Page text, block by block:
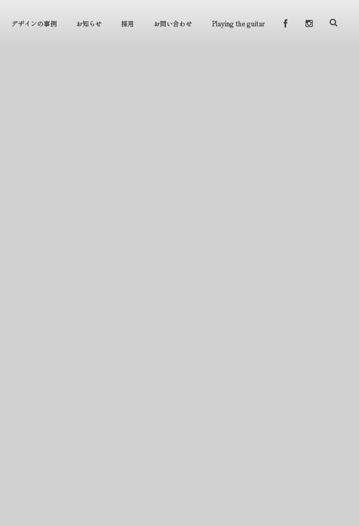
デザインの事例 お知らせ 採用 お問い合わせ Playing the guitar